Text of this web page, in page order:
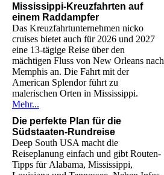
Mississippi-Kreuzfahrten auf
einem Raddampfer
Das Kreuzfahrtunternehmen nicko
cruises bietet auch für 2026 und 2027
eine 13-tägige Reise über den
mächtigen Fluss von New Orleans nach
Memphis an. Die Fahrt mit der
American Splendor führt zu
malerischen Orten in Mississippi.
Mehr...
Die perfekte Plan für die
Südstaaten-Rundreise
Deep South USA macht die
Reiseplanung einfach und gibt Routen-
Tipps für Alabama, Mississippi,